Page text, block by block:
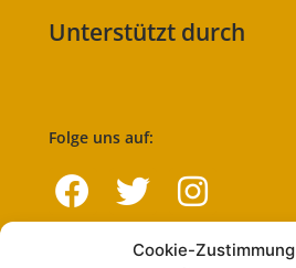
Cookie-Zustimmung
Unterstützt durch
Folge uns auf: